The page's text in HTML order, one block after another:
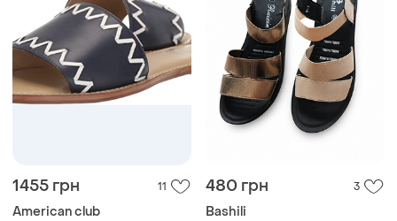
1455 грн 11
American club
480 грн 3
Bashili